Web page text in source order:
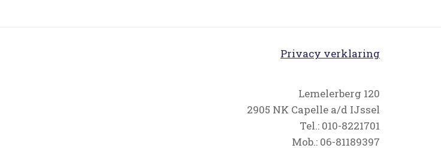
Privacy verklaring
Lemelerberg 120
2905 NK Capelle a/d IJssel
Tel.: 010-8221701
Mob.: 06-81189397